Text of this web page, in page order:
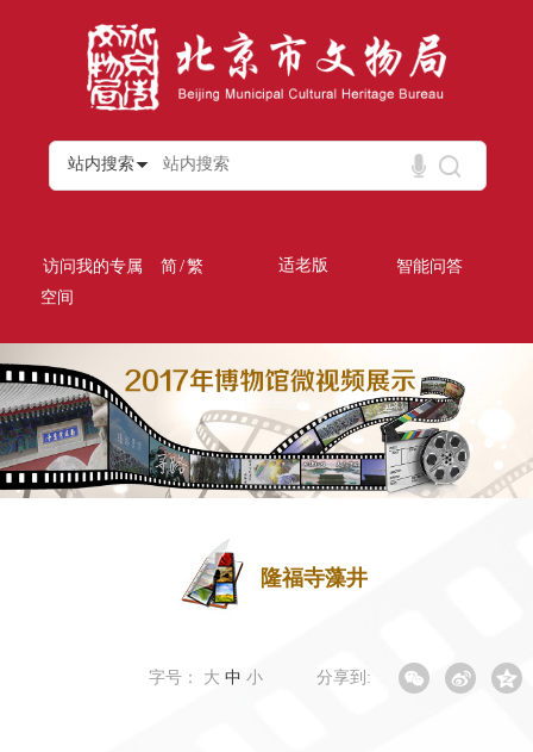
站内搜索
访问我的专属
空间
简/繁 适老版 智能问答
隆福寺藻井
分享到:
字号： 大 中 小